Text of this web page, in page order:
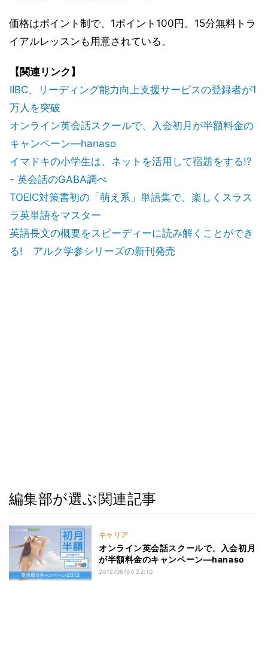
価格はポイント制で、1ポイント100円。15分無料トラ
イアルレッスンも用意されている。
【関連リンク】
IIBC、リーディング能力向上支援サービスの登録者が1
万人を突破
オンライン英会話スクールで、入会初月が半額料金の
キャンペーン―hanaso
イマドキの小学生は、ネットを活用して宿題をする!?
- 英会話のGABA調べ
TOEIC対策書初の「萌え系」単語集で、楽しくスラス
ラ英単語をマスター
英語長文の概要をスピーディーに読み解くことができ
る! アルク学参シリーズの新刊発売
編集部が選ぶ関連記事
キャリア
オンライン英会話スクールで、入会初月
が半額料金のキャンペーン―hanaso
2012/06/04 23:10